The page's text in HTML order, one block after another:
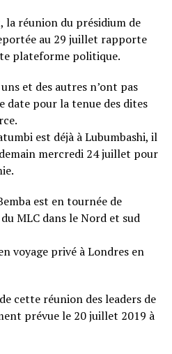
la réunion du présidium de
au 29 juillet rapporte
plateforme politique.
et des autres n’ont pas
date pour la tenue des dites
est déjà à Lubumbashi, il
mercredi 24 juillet pour
est en tournée de
MLC dans le Nord et sud
voyage privé à Londres en
cette réunion des leaders de
prévue le 20 juillet 2019 à